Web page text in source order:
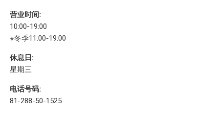
营业时间:
10:00-19:00
※冬季11:00-19:00
休息日:
星期三
电话号码:
81-288-50-1525